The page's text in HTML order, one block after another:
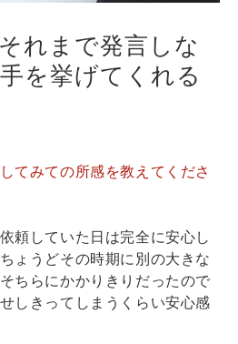
れまで発言しな
を挙げてくれる
てみての所感を教えてくださ
頼していた日は完全に安心し
ょうどその時期に別の大きな
ちらにかかりきりだったので
しきってしまうくらい安心感